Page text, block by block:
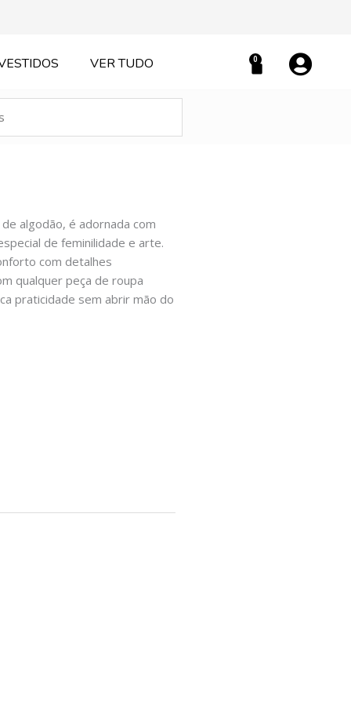
VER TUDO 0
Carrinho
algodão, é adornada com
de feminilidade e arte.
com detalhes
qualquer peça de roupa
praticidade sem abrir mão do